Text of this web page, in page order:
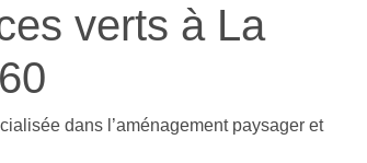
verts à La
dans l’aménagement paysager et